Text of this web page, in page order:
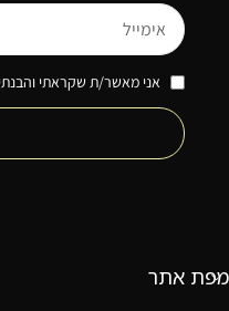
אני מאשר/ת שקראתי
מפת אתר